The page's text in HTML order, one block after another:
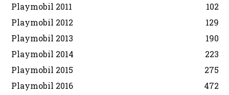
Playmobil 2011
102
Playmobil 2012
129
Playmobil 2013
190
Playmobil 2014
223
Playmobil 2015
275
Playmobil 2016
472